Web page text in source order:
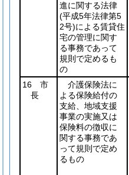
進に関する法律
(平成5年法律第5
2号)による賃貸住
宅の管理に関す
る事務であって
規則で定めるも
の
16 市
長
介護保険法に
よる保険給付の
支給、地域支援
事業の実施又は
保険料の徴収に
関する事務であ
って規則で定め
るもの